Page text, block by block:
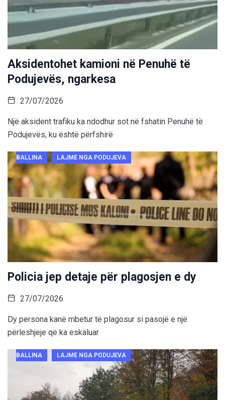
Aksidentohet kamioni në Penuhë të
Podujevës, ngarkesa
27/07/2026
Një aksident trafiku ka ndodhur sot në fshatin Penuhë të
Podujevës, ku është përfshirë
BALLINA LAJME NGA PODUJEVA
Policia jep detaje për plagosjen e dy
27/07/2026
Dy persona kanë mbetur të plagosur si pasojë e një
përleshjeje që ka eskaluar
BALLINA LAJME NGA PODUJEVA